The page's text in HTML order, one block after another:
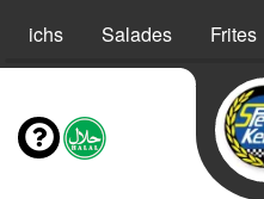
Salades Frites